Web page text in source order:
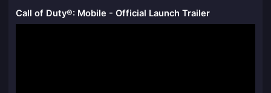
Call of Duty®: Mobile - Official Launch Trailer